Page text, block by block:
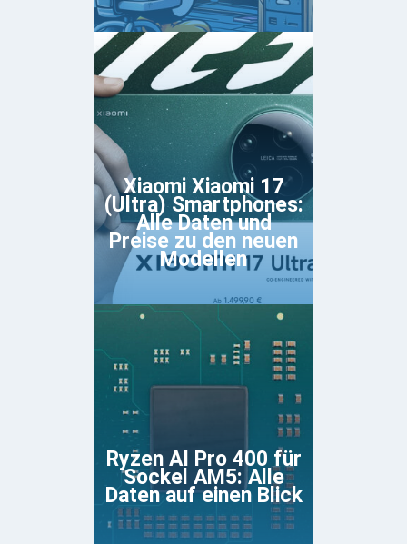
Xiaomi Xiaomi 17
(Ultra) Smartphones:
Alle Daten und
Preise zu den neuen
Modellen
Ryzen AI Pro 400 für
Sockel AM5: Alle
Daten auf einen Blick